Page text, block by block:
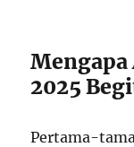
Mengapa
2025
Pertama-